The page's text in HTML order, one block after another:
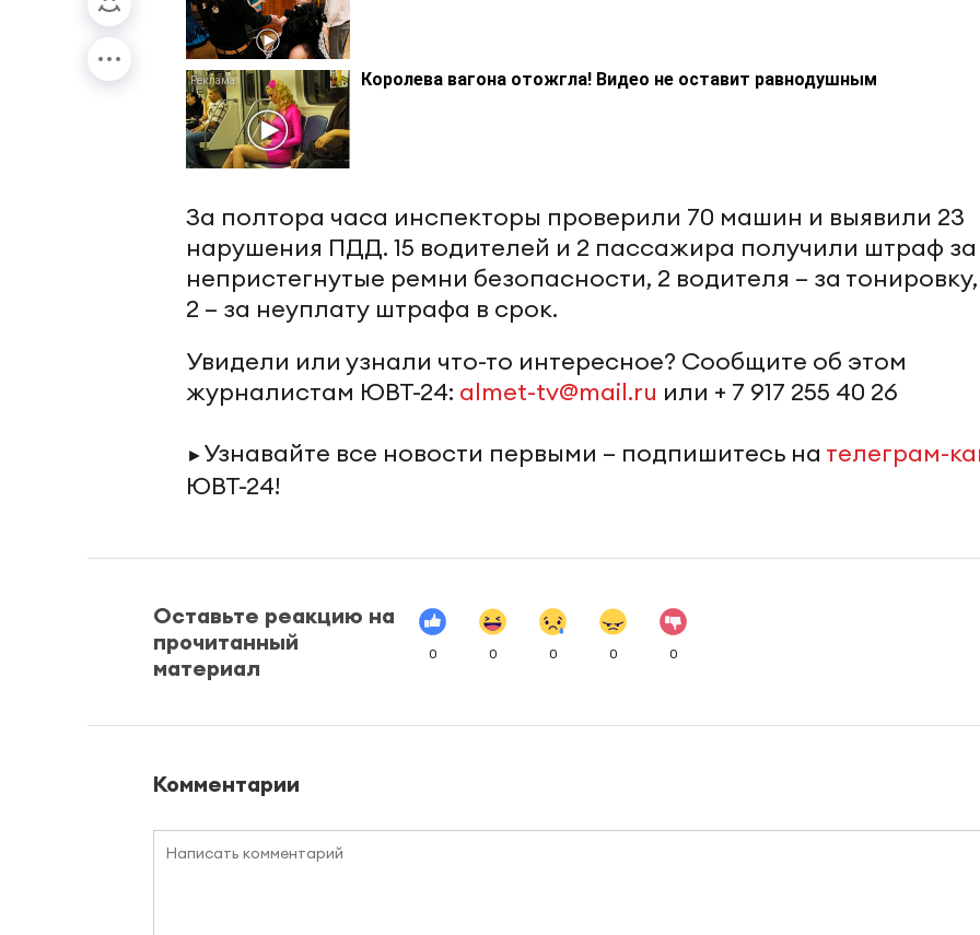
Королева вагона отожгла! Видео не оставит равнодушным
За полтора часа инспекторы проверили 70 машин и выявили 23
нарушения ПДД. 15 водителей и 2 пассажира получили штраф за
непристегнутые ремни безопасности, 2 водителя – за
2 – за неуплату штрафа в срок.
Увидели или узнали что-то интересное? Сообщите об этом
журналистам ЮВТ-24: almet-tv@mail.ru или + 7 917 255 40 26
► Узнавайте все новости первыми – подпишитесь на телеграм-
ЮВТ-24!
Оставьте реакцию на
прочитанный
материал
0 0 0 0 0
Комментарии